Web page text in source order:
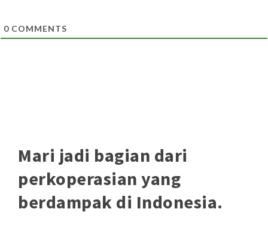
0 COMMENTS
Mari jadi bagian dari
perkoperasian yang
berdampak di Indonesia.